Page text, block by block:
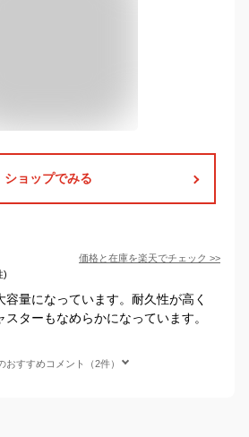
ショップでみる
価格と在庫を楽天でチェック >>
)
量になっています。耐久性が高く
ターもなめらかになっています。
おすすめコメント（2件）